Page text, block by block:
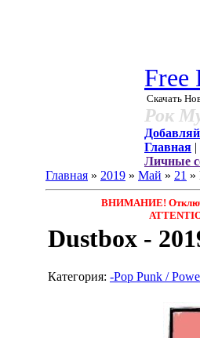
Free
Скачать
Рок
Главная |
Личные
Главная » 2019 » Май » 21 »
ВНИМАНИЕ!
Dustbox -
Категория: -Pop Punk /